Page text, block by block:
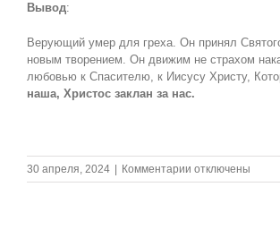
Вывод:
Верующий умер для греха. Он принял
новым творением. Он движим не страхом
любовью к Спасителю, к Иисусу Христу,
наша, Христос заклан за нас.
30 апреля, 2024 Комментарии к
записи
отключены